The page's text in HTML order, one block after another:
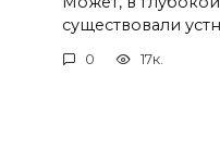
существовали
0 17к.